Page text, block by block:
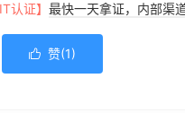
认证】 最快一天拿证，内部渠
 赞(1)